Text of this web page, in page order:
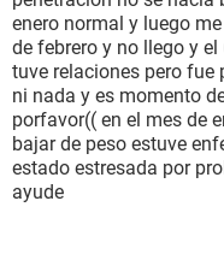
enero normal y luego
de febrero y no llego y
tuve relaciones pero fue
ni nada y es momento
porfavor(( en el mes de
bajar de peso estuve
estado estresada por
ayude